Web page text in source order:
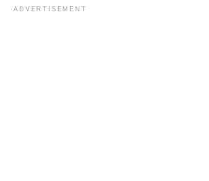
ADVERTISEMENT